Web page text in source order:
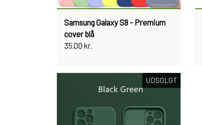
Samsung Galaxy S8 - Premium
cover blå
35,00 kr.
UDSOLGT